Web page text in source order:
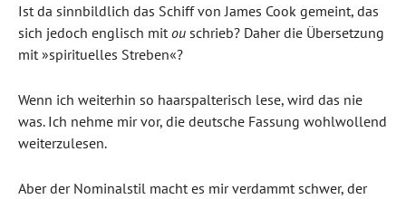
Ist da sinnbildlich das Schiff von James Cook gemeint, das
sich jedoch englisch mit ou schrieb? Daher die Übersetzung
mit »spirituelles Streben«?
Wenn ich weiterhin so haarspalterisch lese, wird das nie
was. Ich nehme mir vor, die deutsche Fassung wohlwollend
weiterzulesen.
Aber der Nominalstil macht es mir verdammt schwer, der